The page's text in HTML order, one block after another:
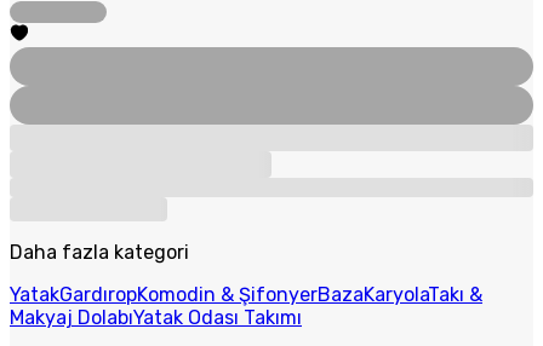
Daha fazla kategori
YatakGardıropKomodin & ŞifonyerBazaKaryolaTakı &
Makyaj DolabıYatak Odası Takımı